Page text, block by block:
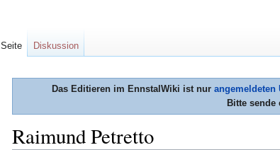
Das Editieren im EnnstalWiki ist nur angemeldeten
Bitte sende
Raimund Petretto
Seite Diskussion